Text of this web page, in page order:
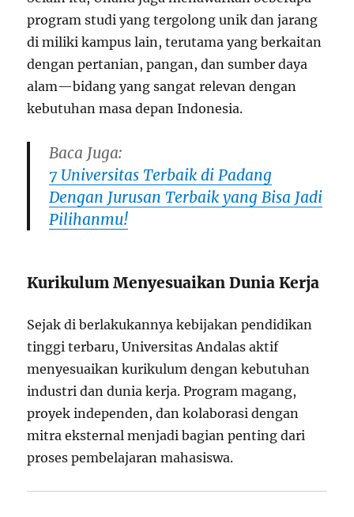
program studi yang tergolong unik dan jarang
di miliki kampus lain, terutama yang berkaitan
dengan pertanian, pangan, dan sumber daya
alam—bidang yang sangat relevan dengan
kebutuhan masa depan Indonesia.
Baca Juga:
7 Universitas Terbaik di Padang
Dengan Jurusan Terbaik yang Bisa Jadi
Pilihanmu!
Kurikulum Menyesuaikan Dunia Kerja
Sejak di berlakukannya kebijakan pendidikan
tinggi terbaru, Universitas Andalas aktif
menyesuaikan kurikulum dengan kebutuhan
industri dan dunia kerja. Program magang,
proyek independen, dan kolaborasi dengan
mitra eksternal menjadi bagian penting dari
proses pembelajaran mahasiswa.